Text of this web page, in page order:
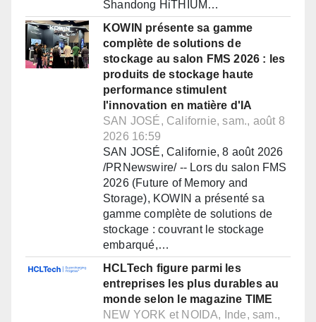
Shandong HiTHIUM…
KOWIN présente sa gamme
complète de solutions de
stockage au salon FMS 2026 : les
produits de stockage haute
performance stimulent
l'innovation en matière d'IA
SAN JOSÉ, Californie, sam., août 8
2026 16:59
SAN JOSÉ, Californie, 8 août 2026
/PRNewswire/ -- Lors du salon FMS
2026 (Future of Memory and
Storage), KOWIN a présenté sa
gamme complète de solutions de
stockage : couvrant le stockage
embarqué,…
HCLTech figure parmi les
entreprises les plus durables au
monde selon le magazine TIME
NEW YORK et NOIDA, Inde, sam.,